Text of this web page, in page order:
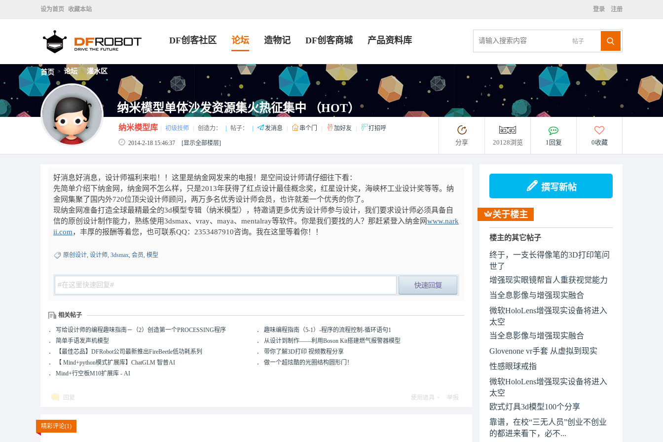
设为首页 收藏本站 登录 注册
帖子
DF创客社区 论坛 造物记 DF创客商城 产品资料库
首页 > 论坛 > 灌水区
纳米模型单体沙发资源集火热征集中 （HOT）
纳米模型库 初级技师 创造力： 帖子： 发消息 串个门 加好友 打招呼
2014-2-18 15:46:37 [显示全部楼层] 分享 20128浏览 1回复 0收藏
好消息好消息，设计师福利来啦！！这里是纳金网发来的电报！是空间设计师请仔细往下看：
先简单介绍下纳金网，纳金网不怎么样，只是2013年获得了红点设计最佳概念奖，红星设计奖，海峡杯工业设计奖等等。纳
金网集聚了国内外720位顶尖设计师顾问，两万多名优秀设计师会员，也许就差一个优秀的你了。
现纳金网准备打造全球最精最全的3d模型专辑（纳米模型），特邀请更多优秀设计师参与设计，我们要求设计师必须具备自
信的原创设计制作能力，熟练使用3dsmax、vray、maya、mentalray等软件。你是我们要找的人？那赶紧登入纳金网www.nark
ii.com，丰厚的报酬等着您，也可联系QQ：2353487910咨询。我在这里等着你！！
原创设计, 设计师, 3dsmax, 会员, 模型
相关帖子
． 写给设计师的编程趣味指南－（2）创造第一个PROCESSING程序 ． 趣味编程指南（5-1）-程序的流程控制-循环语句1
． 简单手语发声机模型 ． 从设计到制作——利用Boson Kit搭建燃气报警器模型
．
【最佳芯品】DFRobot公司最新推出FireBeetle低功耗系列 ．
带你了解3D打印 视频教程分享
．
【 Mind+python模式扩展库】ChatGLM 智普AI ． 做一个超炫酷的光圈结构圆形门！
． Mind+行空板M10扩展库 - AI
回复 使用道具 举报
精彩评论(1)
撰写新帖
关于楼主
楼主的其它帖子
终于，一支长得像笔的3D打印笔问
世了
增强现实眼镜帮盲人重获视觉能力
当全息影像与增强现实融合
微软HoloLens增强现实设备将进入
太空
当全息影像与增强现实融合
Glovenone vr手套 从虚拟到现实
性感眼球戒指
微软HoloLens增强现实设备将进入
太空
欧式灯具3d模型100个分享
靠谱，在校“三无人员”创业不创业
的都进来看下，必不...